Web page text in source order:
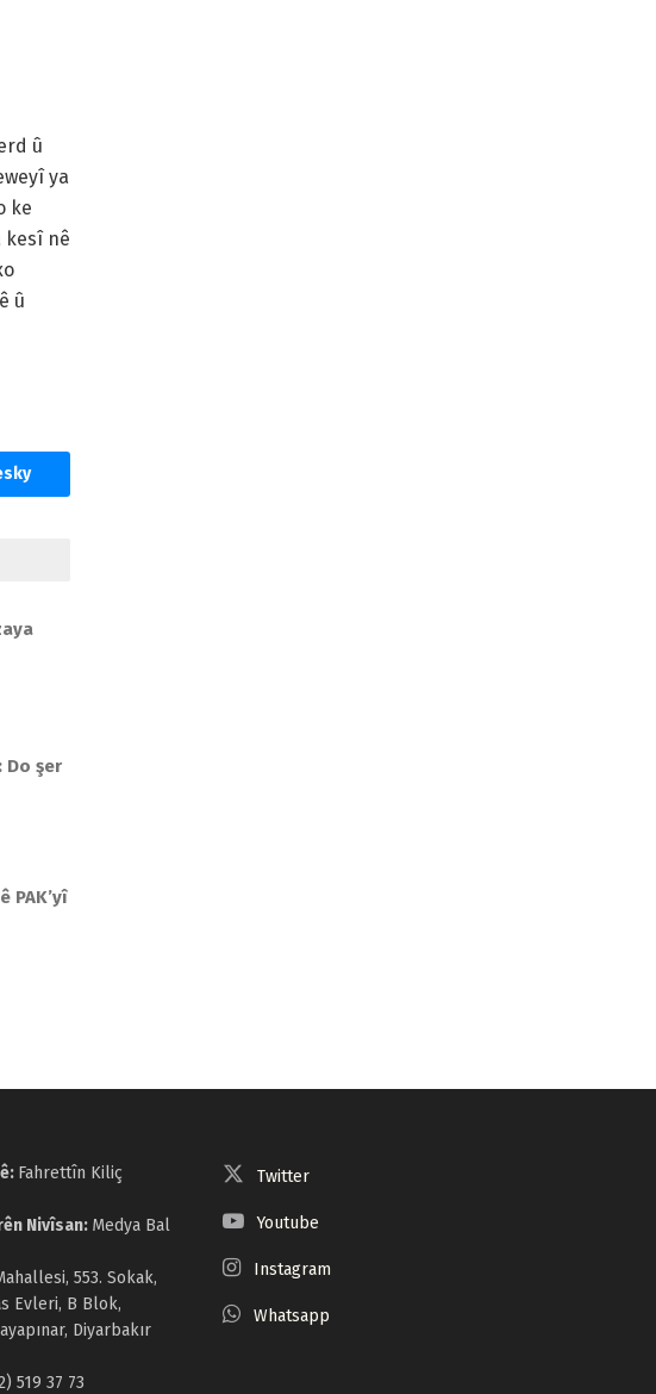
û
ya
ke
kesî nê
û
Do şer
PAK’yî
Fahrettîn Kiliç
Nivîsan: Medya Bal
553. Sokak,
Evleri, B Blok,
Diyarbakır
519 37 73
Twitter
Youtube
Instagram
Whatsapp